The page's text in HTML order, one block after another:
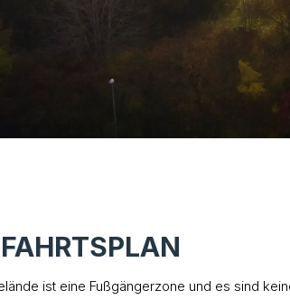
ist eine Fußgängerzone und es sind